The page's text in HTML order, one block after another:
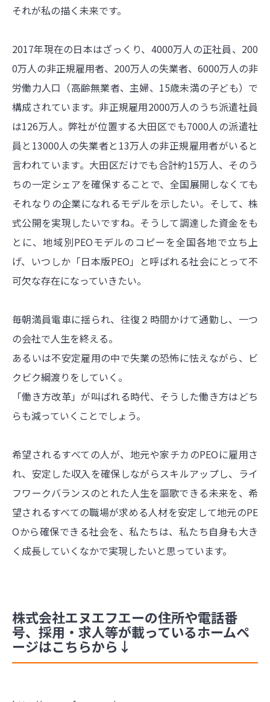
それが私の描く未来です。
2017年現在の日本はざっくり、4000万人の正社員、200
0万人の非正規雇用者、200万人の失業者、6000万人の非
労働力人口（高齢無業者、主婦、15歳未満の子ども）で
構成されています。非正規雇用2000万人のうち派遣社員
は126万人。弊社が位置する大田区でも7000人の派遣社
員と13000人の失業者と13万人の非正規雇用者がいると
言われています。大田区だけでも合計約15万人、そのう
ちの一定シェアを確保することで、全国展開しなくても
それなりの企業になれるモデルを示したい。そして、株
式公開を実現したいですね。そうして調達した資金をも
とに、地域別PEOモデルのコピーを全国各地で立ち上
げ、いつしか「日本版PEO」と呼ばれる社会にとって不
可欠な存在になっていきたい。
毎朝満員電車に揺られ、往復２時間かけて通勤し、一つ
の会社で人生を終える。
あるいは不安定雇用の中で失業の恐怖に怯えながら、ビ
クビク綱渡りをしていく。
「働き方改革」が叫ばれる時代、そうした働き方はどち
らも減っていくことでしょう。
希望されるすべての人が、地元や家チカのPEOに雇用さ
れ、安定した収入を確保しながらスキルアップし、ライ
フワークバランスのとれた人生を謳歌できる未来を、希
望されるすべての職場が求める人材を安定して地元のPE
Oから確保できる社会を、私たちは、私たち自身も大き
く成長していくなかで実現したいと思っています。
株式会社エヌエフエーの住所や電話番
号、採用・求人等が載っているホームペ
ージはこちらから↓